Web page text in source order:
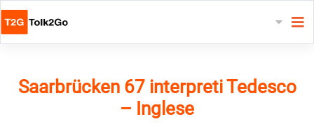
Saarbrücken 67 interpreti Tedesco
– Inglese